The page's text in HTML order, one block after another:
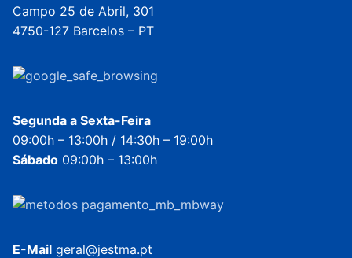
Campo 25 de Abril, 301
4750-127 Barcelos – PT
Segunda a Sexta-Feira
09:00h – 13:00h / 14:30h – 19:00h
Sábado 09:00h – 13:00h
E-Mail geral@jestma.pt